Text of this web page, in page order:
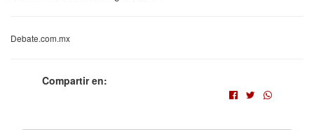
Debate.com.mx
Compartir en: